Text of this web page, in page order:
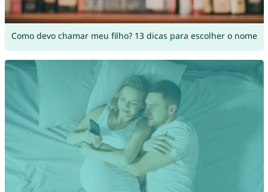
Como devo chamar meu filho? 13 dicas para escolher o nome